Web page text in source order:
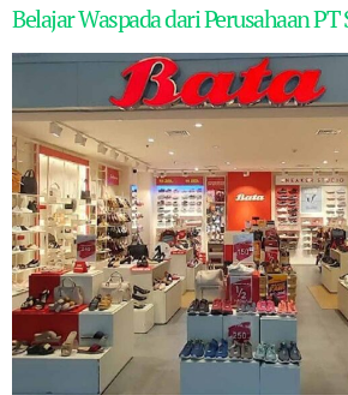
Belajar Waspada dari Perusahaan PT